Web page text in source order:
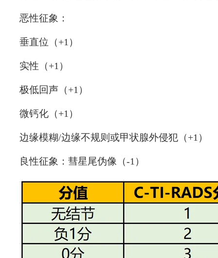
恶性征象：
垂直位（+1）
实性（+1）
极低回声（+1）
微钙化（+1）
边缘模糊/边缘不规则或甲状腺外侵犯（+1）
良性征象：彗星尾伪像（-1）